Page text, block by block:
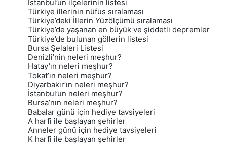
İstanbul’un ilçelerinin listesi
Türkiye illerinin nüfus sıralaması
Türkiye’deki İllerin Yüzölçümü sıralaması
Türkiye’de yaşanan en büyük ve şiddetli depremler
Türkiye’de bulunan göllerin listesi
Bursa Şelaleri Listesi
Denizli’nin neleri meşhur?
Hatay’ın neleri meşhur?
Tokat’ın neleri meşhur?
Diyarbakır’ın neleri meşhur?
İstanbul’un neleri meşhur?
Bursa’nın neleri meşhur?
Babalar günü için hediye tavsiyeleri
A harfi ile başlayan şehirler
Anneler günü için hediye tavsiyeleri
K harfi ile başlayan şehirler